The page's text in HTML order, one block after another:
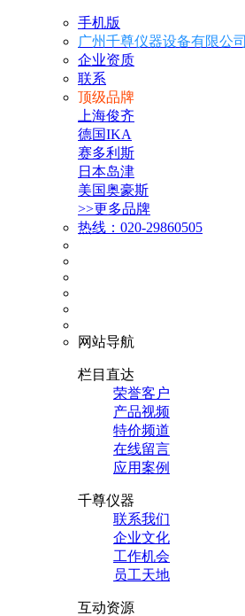
手机版
广州千尊仪器设备有限公司
企业资质
联系
顶级品牌
上海俊齐
德国IKA
赛多利斯
日本岛津
美国奥豪斯
>>更多品牌
热线：020-29860505
网站导航
栏目直达
荣誉客户
产品视频
特价频道
在线留言
应用案例
千尊仪器
联系我们
企业文化
工作机会
员工天地
互动资源